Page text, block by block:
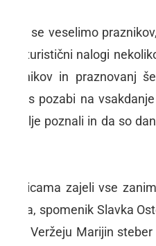
in se veselimo
v turistični nalogi
in praznovanj
čas pozabi na
bolje poznali in da so
zajeli vse
spomenik Slavka
v Veržeju Marijin